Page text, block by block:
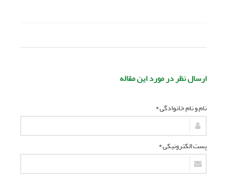
ارسال نظر در مورد این مقاله
نام و نام خانوادگی *
پست الکترونیکی *